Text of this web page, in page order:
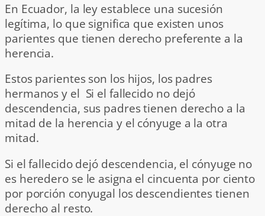
En Ecuador, la ley establece una sucesión
legítima, lo que significa que existen unos
parientes que tienen derecho preferente a la
herencia.
Estos parientes son los hijos, los padres
hermanos y el Si el fallecido no dejó
descendencia, sus padres tienen derecho a la
mitad de la herencia y el cónyuge a la otra
mitad.
Si el fallecido dejó descendencia, el cónyuge no
es heredero se le asigna el cincuenta por ciento
por porción conyugal los descendientes tienen
derecho al resto.